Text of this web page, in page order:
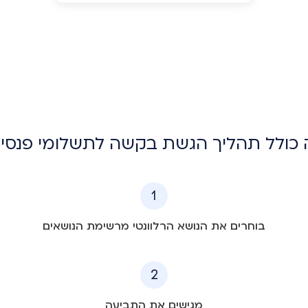
כולל תהליך הגשת בקשה לתשלומי
1
בוחרים את הנושא הרלוונטי מרשימת הנושאים
2